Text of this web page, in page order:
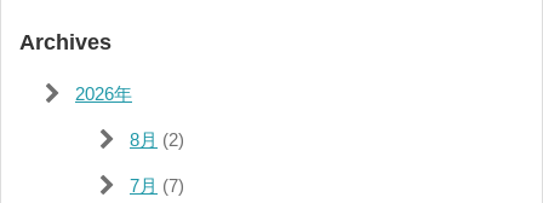
Archives
2026年
8月 (2)
7月 (7)